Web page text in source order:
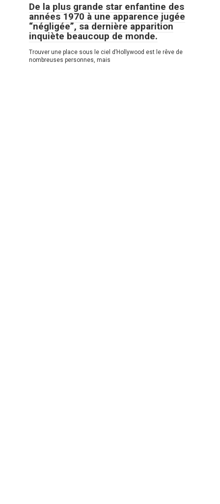
De la plus grande star enfantine des
années 1970 à une apparence jugée
“négligée”, sa dernière apparition
inquiète beaucoup de monde.
Trouver une place sous le ciel d’Hollywood est le rêve de
nombreuses personnes, mais